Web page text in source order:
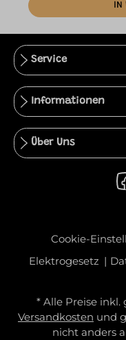
IN
Service
Informationen
Über Uns
Cookie-
Elektrogesetz
* Alle Preise inkl.
Versandkosten und
nicht anders